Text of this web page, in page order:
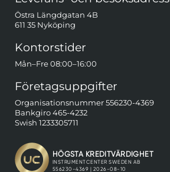
Östra Längdgatan 4B
611 35 Nyköping
Kontorstider
Mån–Fre 08:00–16:00
Företagsuppgifter
Organisationsnummer 556230-4369
Bankgiro 465-4232
Swish 1233305711